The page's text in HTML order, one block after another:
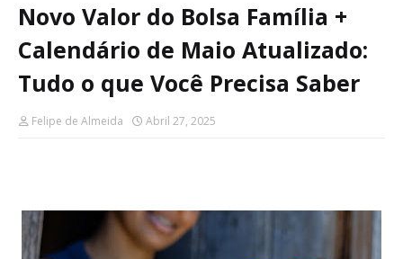
Novo Valor do Bolsa Família +
Calendário de Maio Atualizado:
Tudo o que Você Precisa Saber
Felipe de Almeida Abril 27, 2025